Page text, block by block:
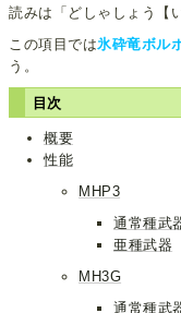
読みは「どしゃしょう【
この項目では氷砕竜ボル
う。
目次
概要
性能
MHP3
通常種武
亜種武器
MH3G
通常種武